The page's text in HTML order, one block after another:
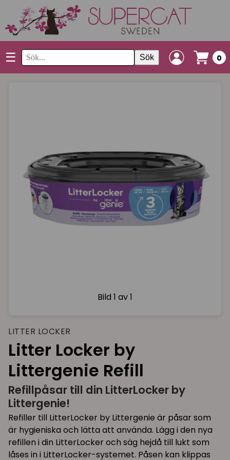
☰ Sök 0
Bild 1 av 1
LITTER LOCKER
Litter Locker by
Littergenie Refill
Refillpåsar till din LitterLocker by
Littergenie!
Refiller till LitterLocker by Littergenie är påsar som
är hygieniska och lätta att använda. Lägg i den nya
refillen i din LitterLocker och säg hejdå till lukt som
låses in i LitterLocker-systemet. Påsen kan klippas